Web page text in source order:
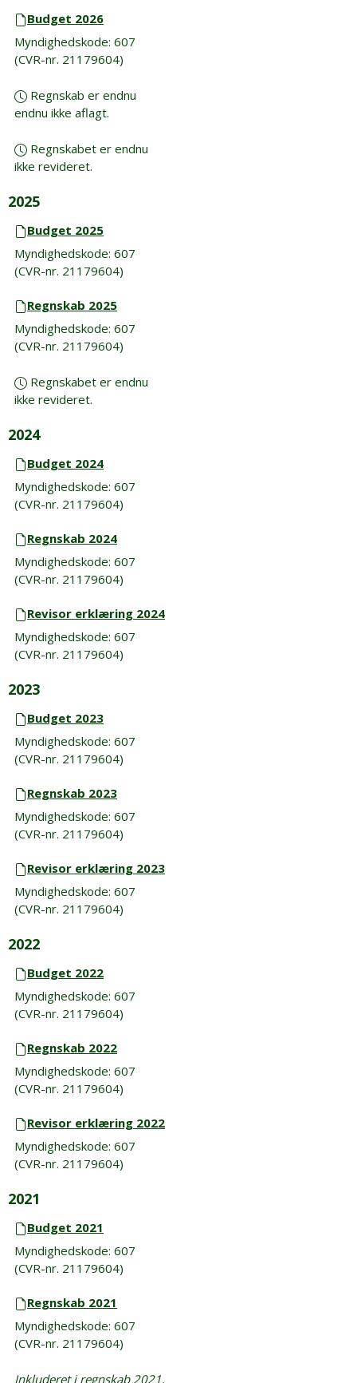
Budget 2026
Myndighedskode: 607
(CVR-nr. 21179604)
Regnskab er endnu
endnu ikke aflagt.
Regnskabet er endnu
ikke revideret.
2025
Budget 2025
Myndighedskode: 607
(CVR-nr. 21179604)
Regnskab 2025
Myndighedskode: 607
(CVR-nr. 21179604)
Regnskabet er endnu
ikke revideret.
2024
Budget 2024
Myndighedskode: 607
(CVR-nr. 21179604)
Regnskab 2024
Myndighedskode: 607
(CVR-nr. 21179604)
Revisor erklæring 2024
Myndighedskode: 607
(CVR-nr. 21179604)
2023
Budget 2023
Myndighedskode: 607
(CVR-nr. 21179604)
Regnskab 2023
Myndighedskode: 607
(CVR-nr. 21179604)
Revisor erklæring 2023
Myndighedskode: 607
(CVR-nr. 21179604)
2022
Budget 2022
Myndighedskode: 607
(CVR-nr. 21179604)
Regnskab 2022
Myndighedskode: 607
(CVR-nr. 21179604)
Revisor erklæring 2022
Myndighedskode: 607
(CVR-nr. 21179604)
2021
Budget 2021
Myndighedskode: 607
(CVR-nr. 21179604)
Regnskab 2021
Myndighedskode: 607
(CVR-nr. 21179604)
Inkluderet i regnskab 2021.